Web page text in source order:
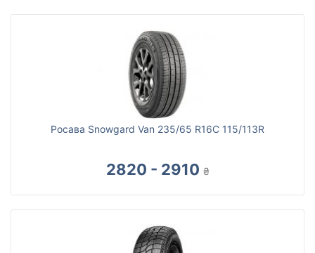
Росава Snowgard Van 235/65 R16C 115/113R
2820 - 2910 ₴